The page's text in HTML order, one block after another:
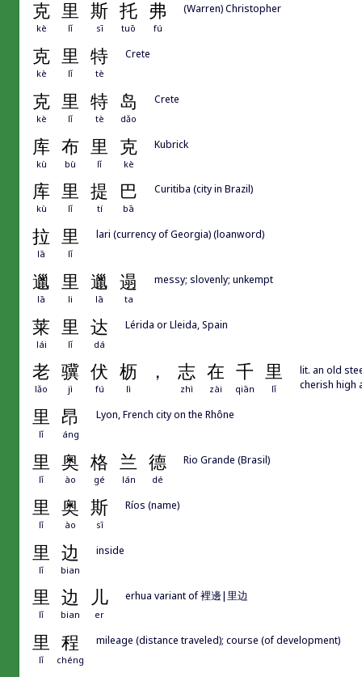
克 里 斯 托 弗
kè lǐ sī tuō fú
(Warren) Christopher
克 里 特
kè lǐ tè
Crete
克 里 特 岛
kè lǐ tè dǎo
Crete
库 布 里 克
kù bù lǐ kè
Kubrick
库 里 提 巴
kù lǐ tí bā
Curitiba (city in Brazil)
拉 里
lā lǐ
lari (currency of Georgia) (loanword)
邋 里 邋 遢
lā li lā ta
messy; slovenly; unkempt
莱 里 达
lái lǐ dá
Lérida or Lleida, Spain
老 骥 伏 枥 ， 志 在 千 里
lǎo jì fú lì zhì zài qiān lǐ
lit. an old
cherish high
里 昂
lǐ áng
Lyon, French city on the Rhône
里 奥 格 兰 德
lǐ ào gé lán dé
Rio Grande (Brasil)
里 奥 斯
lǐ ào sī
Ríos (name)
里 边
lǐ bian
inside
里 边 儿
lǐ bian er
erhua variant of 裡邊|里边
里 程
lǐ chéng
mileage (distance traveled); course (of development)